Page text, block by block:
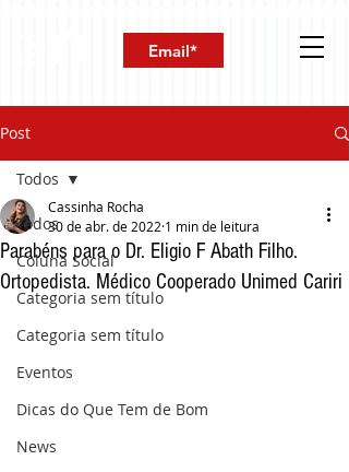
Post
Todos
Coluna Social
Categoria sem título
Categoria sem título
Eventos
Dicas do Que Tem de Bom
News
Todos
Parabéns para o Dr. Eligio F Abath Filho.
Ortopedista. Médico Cooperado Unimed Cariri
Cassinha Rocha
30 de abr. de 2022 1 min de leitura